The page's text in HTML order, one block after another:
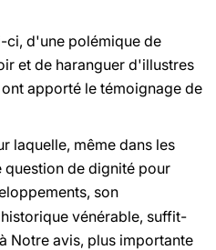
ci, d'une polémique de
et de haranguer d'illustres
apporté le témoignage de
laquelle, même dans les
question de dignité pour
son
vénérable, suffit-
Notre avis, plus importante